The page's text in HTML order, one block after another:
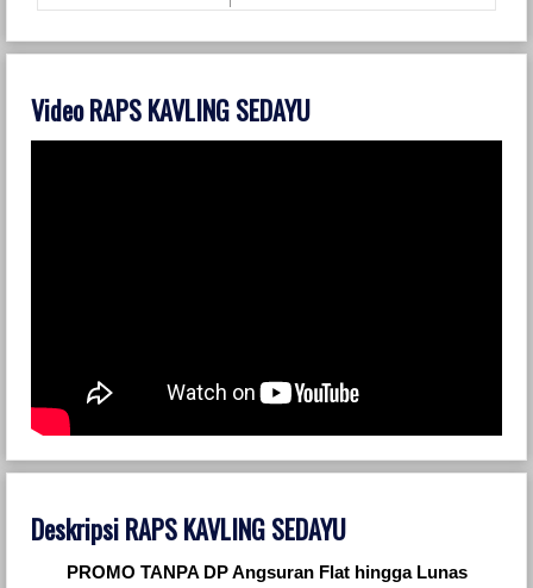
Video RAPS KAVLING SEDAYU
Deskripsi RAPS KAVLING SEDAYU
PROMO TANPA DP Angsuran Flat hingga Lunas